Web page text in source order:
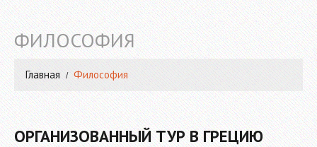
ФИЛОСОФИЯ
Главная Философия
ОРГАНИЗОВАННЫЙ ТУР В ГРЕЦИЮ